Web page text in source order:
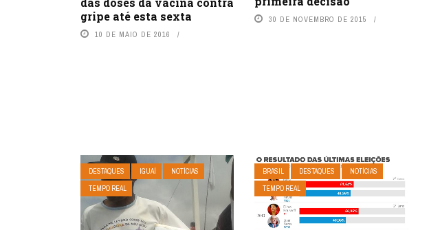
gripe até esta sexta
10 DE MAIO DE 2016
30 DE NOVEMBRO DE 2015
DESTAQUES IGUAÍ
NOTÍCIAS
TEMPO REAL
BRASIL DESTAQUES
NOTÍCIAS
TEMPO REAL